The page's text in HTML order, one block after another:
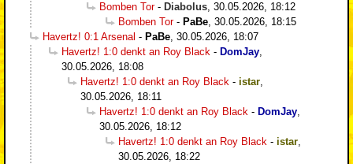
Bomben Tor- Diabolus 30.05.2026, 18:12
Bomben Tor- PaBe 30.05.2026, 18:15
Havertz! 0:1 Arsenal - PaBe 30.05.2026, 18:07
Havertz! 1:0 denkt an Roy Black - DomJay
30.05.2026, 18:08
Havertz! 1:0 denkt an Roy Black - istar
30.05.2026, 18:11
Havertz! 1:0 denkt an Roy Black - DomJay
30.05.2026, 18:12
Havertz! 1:0 denkt an Roy Black - istar
30.05.2026, 18:22